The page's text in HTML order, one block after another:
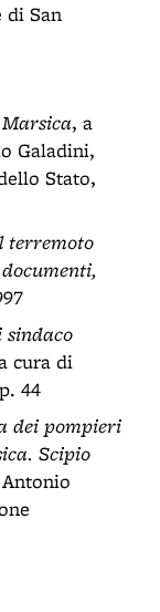
di San
, a
Galadini,
Stato,
terremoto
sindaco
cura di
44
dei pompieri
Scipio